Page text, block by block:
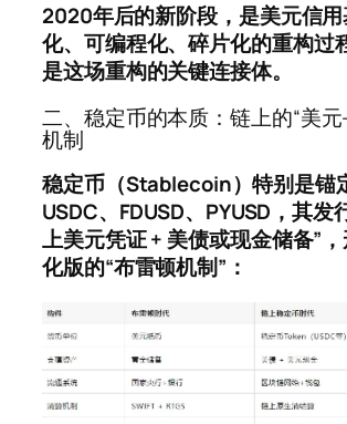
2020年后的新阶段，是美元信
化、可编程化、碎片化的重构过
是这场重构的关键连接体。
二、稳定币的本质：链上的“美元
机制
稳定币（Stablecoin）特别是锚
USDC、FDUSD、PYUSD，其发
上美元凭证 + 美债或现金储备”
化版的“布雷顿机制”：